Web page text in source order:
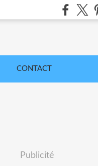
CONTACT
Publicité